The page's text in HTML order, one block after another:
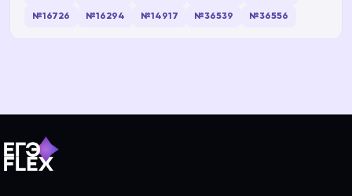
№16726 №16294 №14917 №36539 №36556